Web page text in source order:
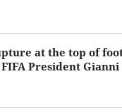
at the top of
President